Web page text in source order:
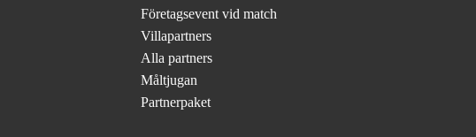
Företagsevent vid match
Villapartners
Alla partners
Måltjugan
Partnerpaket